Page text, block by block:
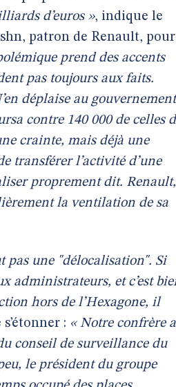
d’euros », indique le
patron de Renault, pour
prend des accents
pas toujours aux faits.
déplaise au
contre 140 000 de celles
crainte, mais déjà une
transférer l’activité d’une
proprement dit. Renault,
la ventilation de sa
pas une "délocalisation". Si
administrateurs, et c’est
hors de l’Hexagone, il
: « Notre confrère a
conseil de surveillance du
le président du groupe